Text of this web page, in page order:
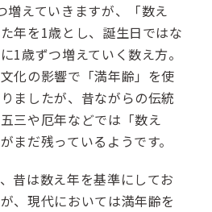
増えていきますが、「数え
年を1歳とし、誕生日ではな
1歳ずつ増えていく数え方。
化の影響で「満年齢」を使
ましたが、昔ながらの伝統
三や厄年などでは「数え
まだ残っているようです。
昔は数え年を基準にしてお
、現代においては満年齢を